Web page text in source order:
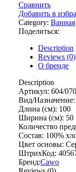
Сравнить
Добавить в
Category: Ванная
Поделиться:
Description
Reviews (0)
О бренде
Description
Артикул: 604/
Вид/
Длина (см): 100
Ширина (см): 50
Количество
Состав: 100%
Цвет основы:
ШтрихКод:
Бренд:Cawo